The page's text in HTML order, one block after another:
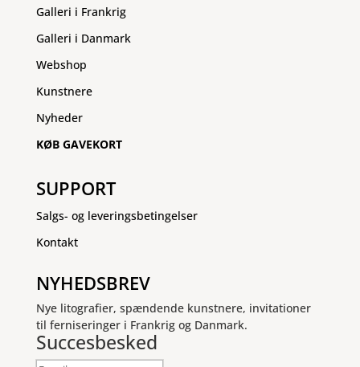
Galleri i Frankrig
Galleri i Danmark
Webshop
Kunstnere
Nyheder
KØB GAVEKORT
SUPPORT
Salgs- og leveringsbetingelser
Kontakt
NYHEDSBREV
Nye litografier, spændende kunstnere, invitationer
til ferniseringer i Frankrig og Danmark.
Succesbesked